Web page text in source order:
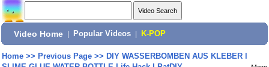
Video Home Popular Videos K-POP
Home>> Previous Page>> DIY WASSERBOMBEN AUS KLEBER l